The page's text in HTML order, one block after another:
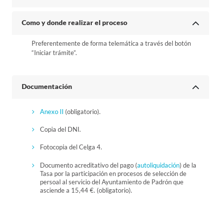
Como y donde realizar el proceso
Preferentemente de forma telemática a través del botón
“Iniciar trámite”.
Documentación
Anexo II (obligatorio).
Copia del DNI.
Fotocopia del Celga 4.
Documento acreditativo del pago (autoliquidación) de la
Tasa por la participación en procesos de selección de
persoal al servicio del Ayuntamiento de Padrón que
asciende a 15,44 €. (obligatorio).